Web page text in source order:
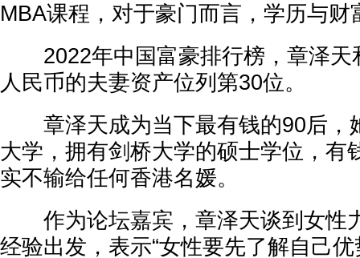
MBA课程，对于豪门而言，学历与财
2022年中国富豪排行榜，章泽天
人民币的夫妻资产位列第30位。
章泽天成为当下最有钱的90后，
大学，拥有剑桥大学的硕士学位，有
实不输给任何香港名媛。
作为论坛嘉宾，章泽天谈到女性
经验出发，表示“女性要先了解自己